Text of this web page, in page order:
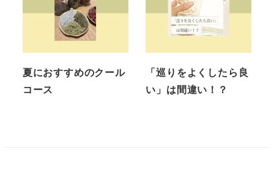
夏におすすめのクール
コース
「巡りをよくしたら良
い」は間違い！？